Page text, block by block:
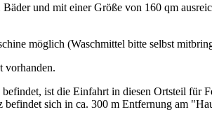
und mit einer Größe von 160 qm
möglich (Waschmittel bitte selbst
vorhanden.
ist die Einfahrt in diesen Ortsteil für
sich in ca. 300 m Entfernung am